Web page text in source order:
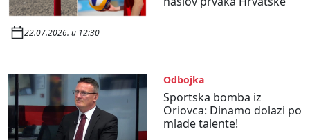
22.07.2026. u 12:30
Odbojka
Sportska bomba iz
Oriovca: Dinamo dolazi po
mlade talente!